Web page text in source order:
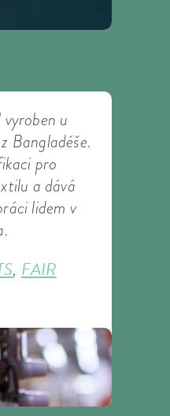
vyroben u
Bangladéše.
pro
a dává
lidem v
, FAIR